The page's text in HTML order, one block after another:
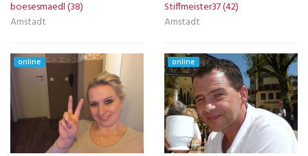
boesesmaedl (38)
Arnstadt
Stiffmeister37 (42)
Arnstadt
online online